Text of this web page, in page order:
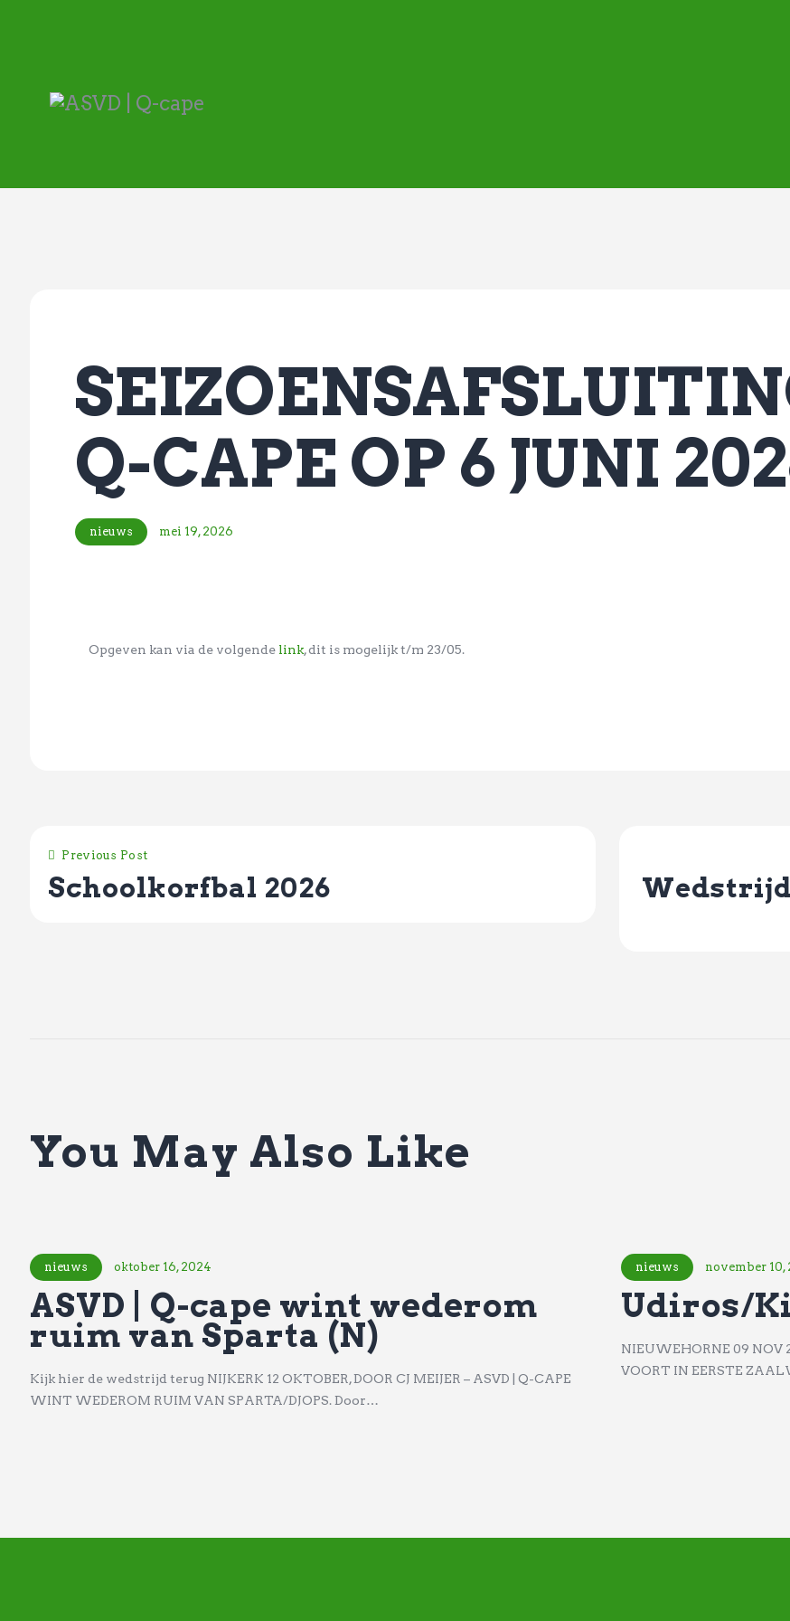
Q-CAPE OP 6 JUNI
nieuws mei 19, 2026
Opgeven kan via de volgende link, dit is mogelijk t/m 23/05.
Previous Post
Schoolkorfbal 2026
You May Also Like
nieuws oktober 16, 2024
ASVD | Q-cape wint wederom
ruim van Sparta (N)
Kijk hier de wedstrijd terug NIJKERK 12 OKTOBER, DOOR CJ MEIJER – ASVD | Q-CAPE
WINT WEDEROM RUIM VAN SPARTA/DJOPS. Door…
nieuws november 10,
Udiros/
NIEUWEHORNE 09 NOV
VOORT IN EERSTE